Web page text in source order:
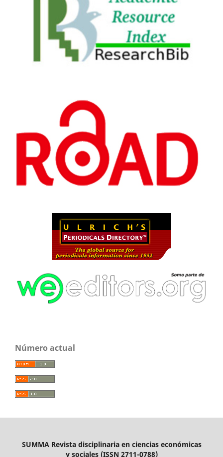
Número actual
SUMMA Revista disciplinaria en ciencias económicas
y sociales (ISSN 2711-0788)